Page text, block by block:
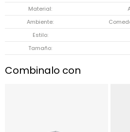
Material
Ambiente
Estilo
Tamaño
Combinalo con